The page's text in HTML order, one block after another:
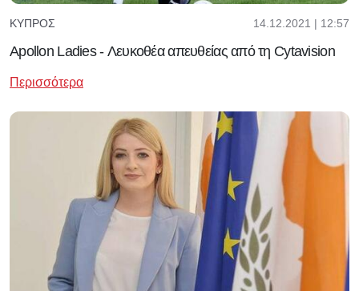
ΚΎΠΡΟΣ 14.12.2021 | 12:57
Apollon Ladies - Λευκοθέα απευθείας από τη Cytavision
Περισσότερα